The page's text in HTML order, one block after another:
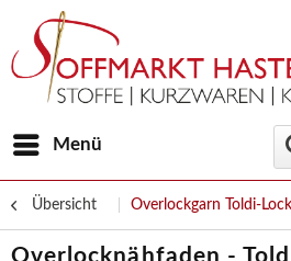
Menü
Übersicht Overlockgarn Toldi-
Overlocknähfaden -